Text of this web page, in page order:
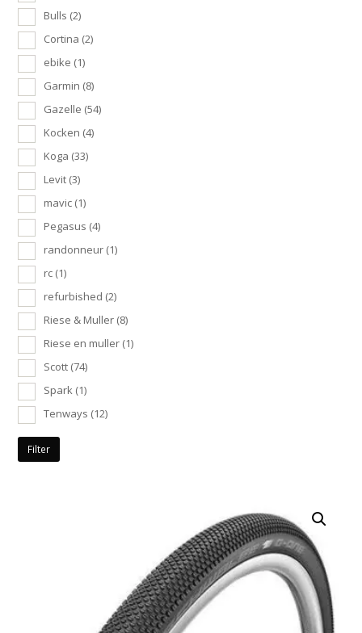
Bulls (2)
Cortina (2)
ebike (1)
Garmin (8)
Gazelle (54)
Kocken (4)
Koga (33)
Levit (3)
mavic (1)
Pegasus (4)
randonneur (1)
rc (1)
refurbished (2)
Riese & Muller (8)
Riese en muller (1)
Scott (74)
Spark (1)
Tenways (12)
Filter